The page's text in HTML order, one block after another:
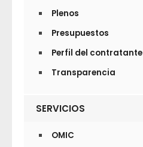
Plenos
Presupuestos
Perfil del contratante
Transparencia
SERVICIOS
OMIC